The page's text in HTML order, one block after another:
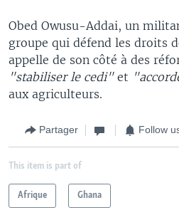
Obed Owusu-Addai, un
groupe qui défend les droits
appelle de son côté à des
"stabiliser le cedi" et
aux agriculteurs.
Partager Follow
This item is part of
Afrique Ghana